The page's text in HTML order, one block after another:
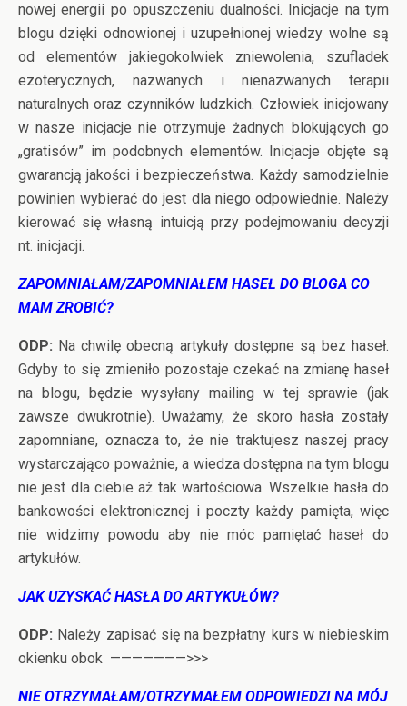
nowej energii po opuszczeniu dualności. Inicjacje na tym
blogu dzięki odnowionej i uzupełnionej wiedzy wolne są
od elementów jakiegokolwiek zniewolenia, szufladek
ezoterycznych, nazwanych i nienazwanych terapii
naturalnych oraz czynników ludzkich. Człowiek inicjowany
w nasze inicjacje nie otrzymuje żadnych blokujących go
„gratisów” im podobnych elementów. Inicjacje objęte są
gwarancją jakości i bezpieczeństwa. Każdy samodzielnie
powinien wybierać do jest dla niego odpowiednie. Należy
kierować się własną intuicją przy podejmowaniu decyzji
nt. inicjacji.
ZAPOMNIAŁAM/ZAPOMNIAŁEM HASEŁ DO BLOGA CO
MAM ZROBIĆ?
ODP: Na chwilę obecną artykuły dostępne są bez haseł.
Gdyby to się zmieniło pozostaje czekać na zmianę haseł
na blogu, będzie wysyłany mailing w tej sprawie (jak
zawsze dwukrotnie). Uważamy, że skoro hasła zostały
zapomniane, oznacza to, że nie traktujesz naszej pracy
wystarczająco poważnie, a wiedza dostępna na tym blogu
nie jest dla ciebie aż tak wartościowa. Wszelkie hasła do
bankowości elektronicznej i poczty każdy pamięta, więc
nie widzimy powodu aby nie móc pamiętać haseł do
artykułów.
JAK UZYSKAĆ HASŁA DO ARTYKUŁÓW?
ODP: Należy zapisać się na bezpłatny kurs w niebieskim
okienku obok ———————>>>
NIE OTRZYMAŁAM/OTRZYMAŁEM ODPOWIEDZI NA MÓJ